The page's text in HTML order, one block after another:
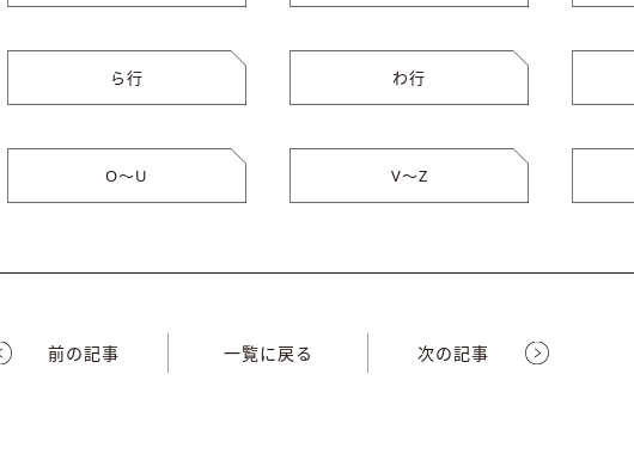
ら行 わ行
O〜U V〜Z
前の記事 一覧に戻る 次の記事